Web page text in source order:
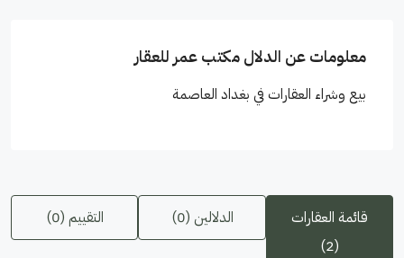
معلومات عن الدلال مكتب عمر للعقار
بيع وشراء العقارات في بغداد العاصمة
قائمة العقارات
(2)
الدلالين (0) التقييم (0)